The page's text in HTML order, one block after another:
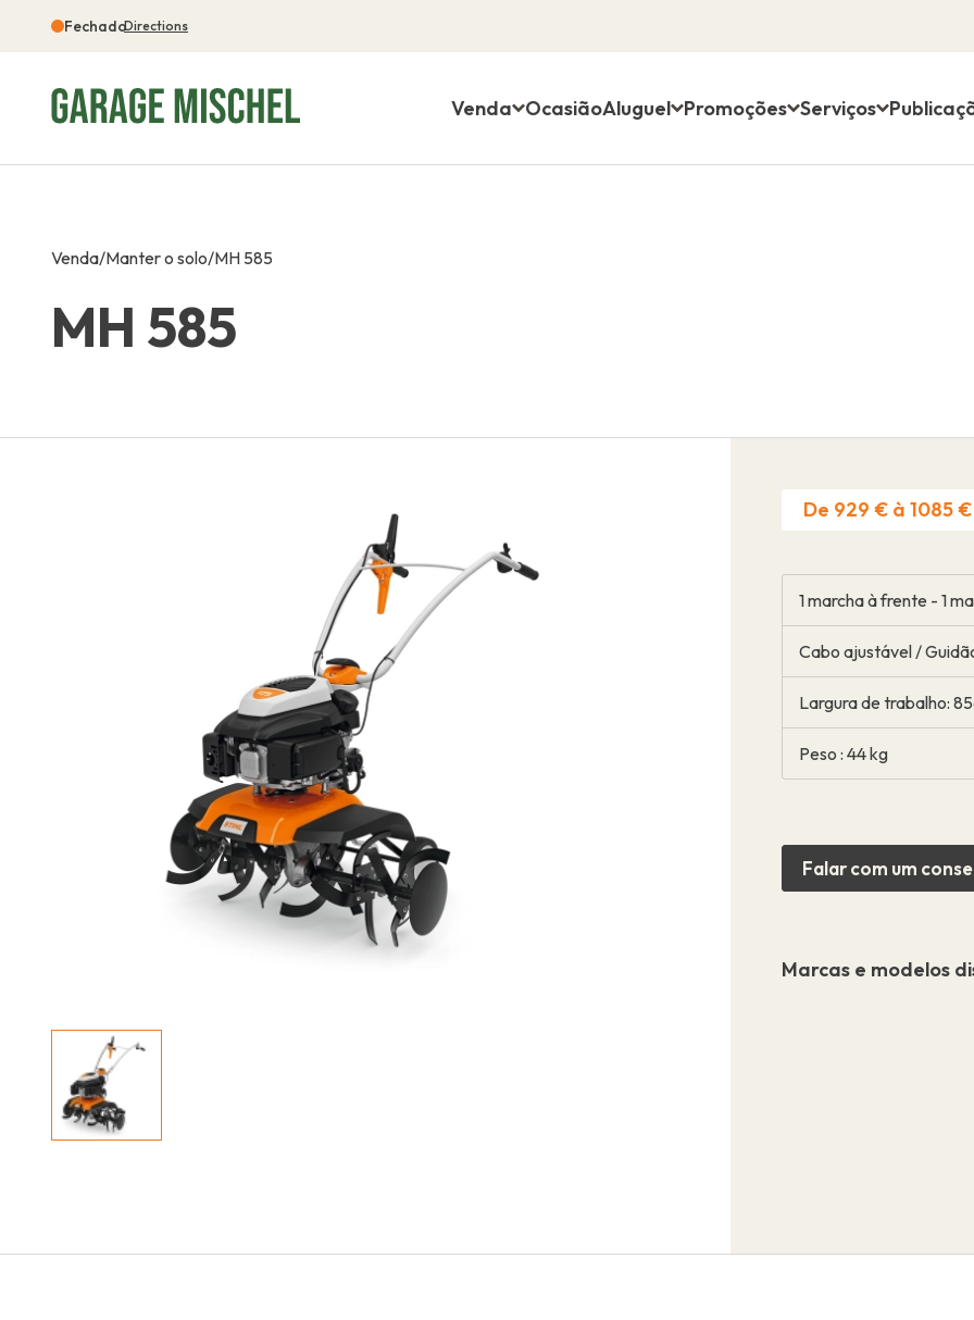
FechadoDirections
Venda OcasiãoAluguel Promoções Serviços
Venda/Manter o solo/MH 585
MH 585
De 929 € à 1085 €
1 marcha à frente - 1
Cabo ajustável /
Largura de trabalho:
Peso : 44 kg
Falar com um
Marcas e modelos